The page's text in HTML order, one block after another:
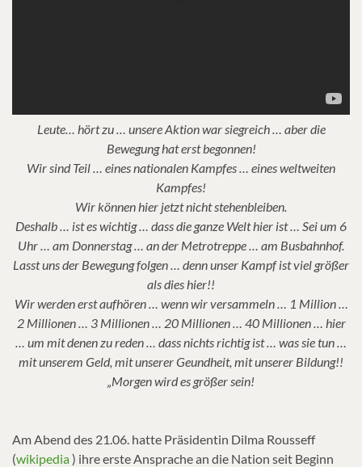
Leute… hört zu … unsere Aktion war siegreich … aber die
Bewegung hat erst begonnen!
Wir sind Teil … eines nationalen Kampfes … eines weltweiten
Kampfes!
Wir können hier jetzt nicht stehenbleiben.
Deshalb … ist es wichtig … dass die ganze Welt hier ist … Sei um 6
Uhr … am Donnerstag … an der Metrotreppe … am Busbahnhof.
Lasst uns der Bewegung folgen … denn unser Kampf ist viel größer
als dies hier!!
Wir werden erst aufhören … wenn wir versammeln … 1 Million …
2 Millionen … 3 Millionen … 20 Millionen … 40 Millionen … hier
… um mit denen zu reden … dass nichts richtig ist … was sie tun …
mit unserem Geld, mit unserer Geundheit, mit unserer Bildung!!
„Morgen wird es größer sein!
Am Abend des 21.06. hatte Präsidentin Dilma Rousseff
(wikipedia) ihre erste Ansprache an die Nation seit Beginn